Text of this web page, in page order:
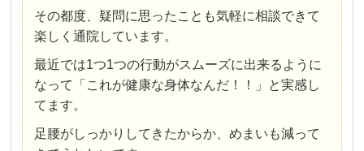
その都度、疑問に思ったことも気軽に相談できて
楽しく通院しています。
最近では1つ1つの行動がスムーズに出来るように
なって「これが健康な身体なんだ！！」と実感し
てます。
足腰がしっかりしてきたからか、めまいも減って